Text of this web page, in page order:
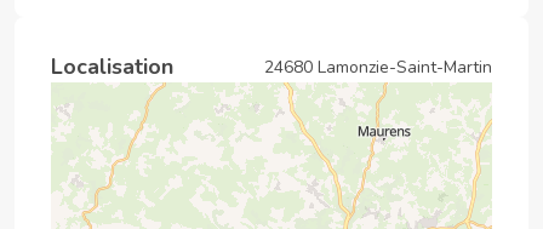
Localisation 24680 Lamonzie-Saint-Martin